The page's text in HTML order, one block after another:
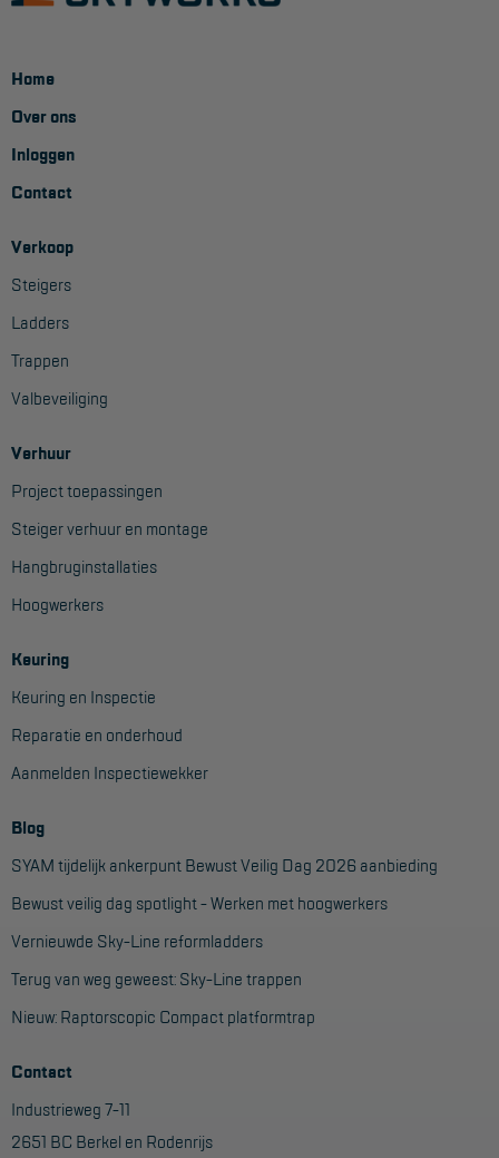
Home
Over ons
Inloggen
Contact
Verkoop
Steigers
Ladders
Trappen
Valbeveiliging
Verhuur
Project toepassingen
Steiger verhuur en montage
Hangbruginstallaties
Hoogwerkers
Keuring
Keuring en Inspectie
Reparatie en onderhoud
Aanmelden Inspectiewekker
Blog
SYAM tijdelijk ankerpunt Bewust Veilig Dag 2026 aanbieding
Bewust veilig dag spotlight - Werken met hoogwerkers
Vernieuwde Sky-Line reformladders
Terug van weg geweest: Sky-Line trappen
Nieuw: Raptorscopic Compact platformtrap
Contact
Industrieweg 7-11
2651 BC Berkel en Rodenrijs